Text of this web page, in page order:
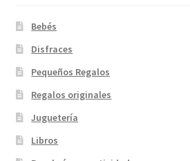
Bebés
Disfraces
Pequeños Regalos
Regalos originales
Juguetería
Libros